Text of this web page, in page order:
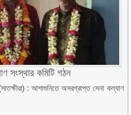
সংস্থার কমিটি গঠন
: আশাশুনিতে অসরপ্রাপ্ত সেনা কল্যাণ